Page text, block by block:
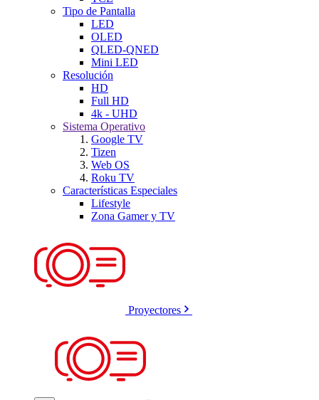
Tipo de Pantalla
LED
OLED
QLED-QNED
Mini LED
Resolución
HD
Full HD
4k - UHD
Sistema Operativo
Google TV
Tizen
Web OS
Roku TV
Características Especiales
Lifestyle
Zona Gamer y TV
Proyectores